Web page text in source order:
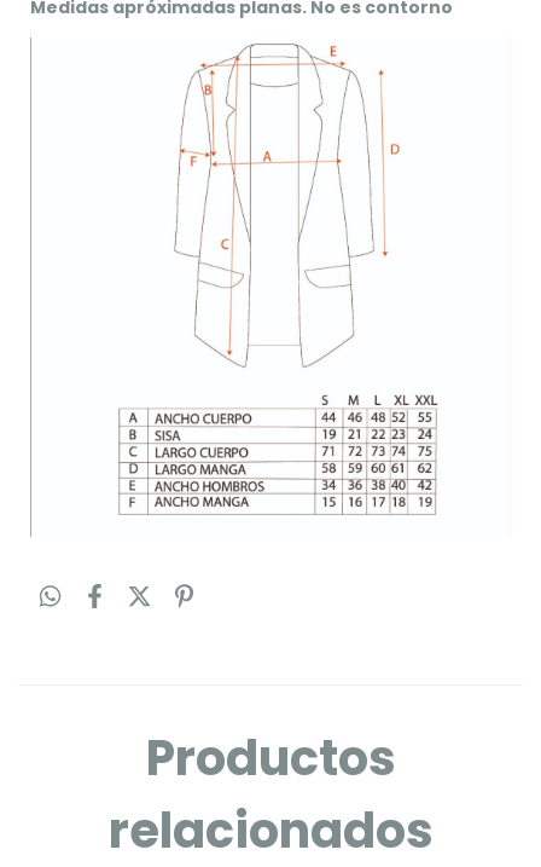
Medidas apróximadas planas. No es contorno
Productos
relacionados